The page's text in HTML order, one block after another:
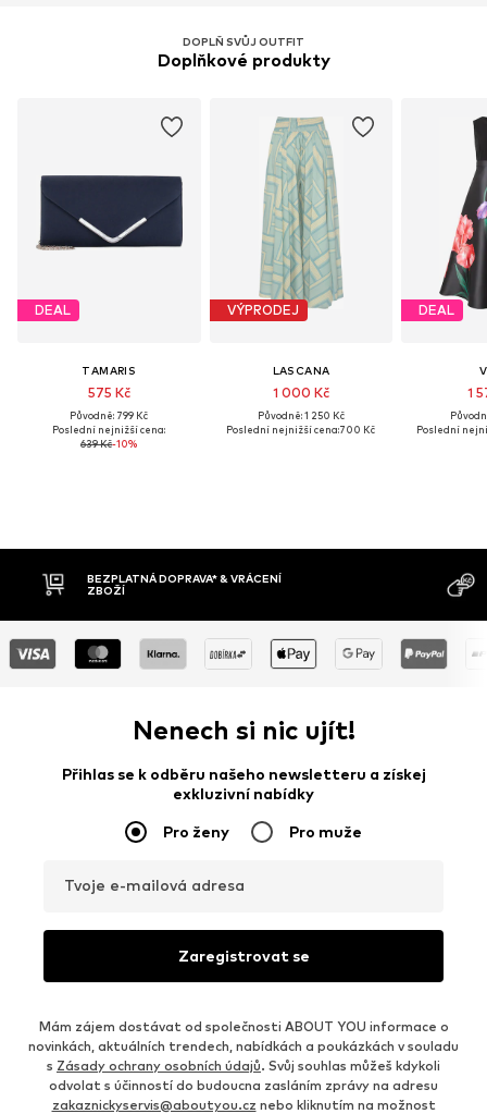
DOPLŇ SVŮJ OUTFIT
Doplňkové produkty
DEAL
TAMARIS
575 Kč
Původně: 799 Kč
Poslední nejnižší cena:
639 Kč-10%
VÝPRODEJ
LASCANA
1 000 Kč
Původně: 1 250 Kč
Poslední nejnižší cena:700 Kč
DEAL
1
Poslední
BEZPLATNÁ DOPRAVA* & VRÁCENÍ
ZBOŽÍ
Nenech si nic ujít!
Přihlas se k odběru našeho newsletteru a získej
exkluzivní nabídky
Pro ženy Pro muže
Tvoje e-mailová adresa
Zaregistrovat se
Mám zájem dostávat od společnosti ABOUT YOU informace o
novinkách, aktuálních trendech, nabídkách a poukázkách v souladu
s Zásady ochrany osobních údajů. Svůj souhlas můžeš kdykoli
odvolat s účinností do budoucna zasláním zprávy na adresu
zakaznickyservis@aboutyou.cz nebo kliknutím na možnost